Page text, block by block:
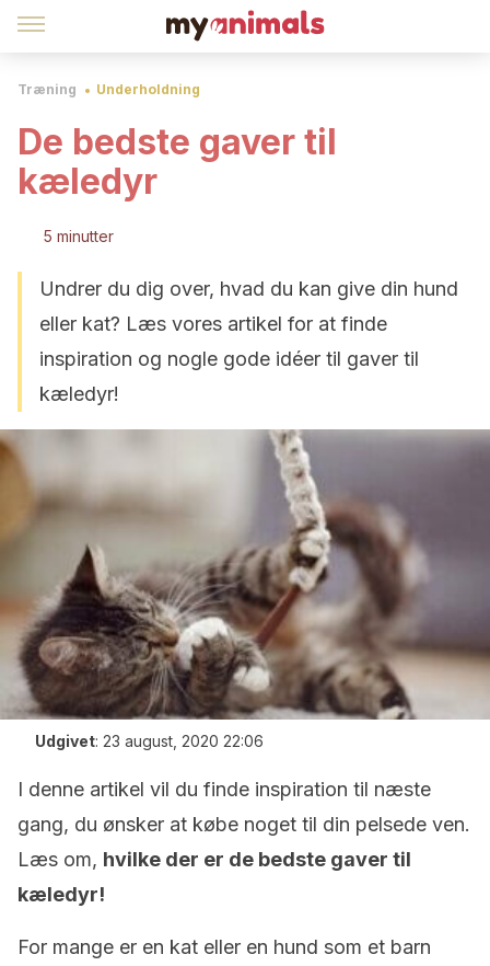
Træning Underholdning
De bedste gaver til
kæledyr
5 minutter
Undrer du dig over, hvad du kan give din hund
eller kat? Læs vores artikel for at finde
inspiration og nogle gode idéer til gaver til
kæledyr!
Udgivet: 23 august, 2020 22:06
I denne artikel vil du finde inspiration til næste
gang, du ønsker at købe noget til din pelsede ven.
Læs om, hvilke der er de bedste gaver til
kæledyr!
For mange er en kat eller en hund som et barn